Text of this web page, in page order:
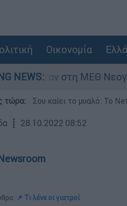
Οικονομία
NEWS:
στη ΜΕΘ Νεογνών
τώρα: Σου καίει το μυαλό: Το
┋ 28.10.2022 08:52
📌 Τι λένε οι γιατροί